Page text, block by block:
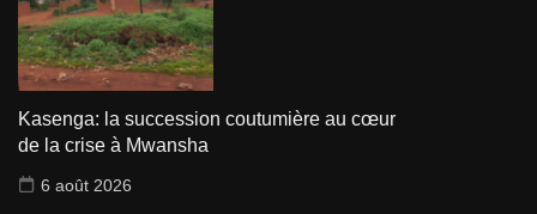
Kasenga: la succession coutumière au cœur
de la crise à Mwansha
6 août 2026